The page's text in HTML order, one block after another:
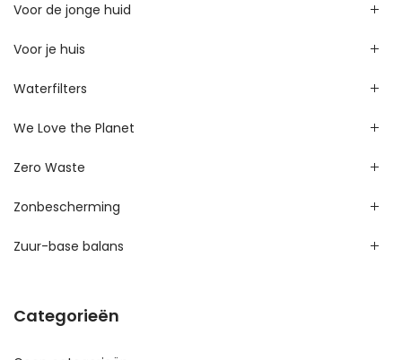
Voor de jonge huid
Voor je huis
Waterfilters
We Love the Planet
Zero Waste
Zonbescherming
Zuur-base balans
Categorieën